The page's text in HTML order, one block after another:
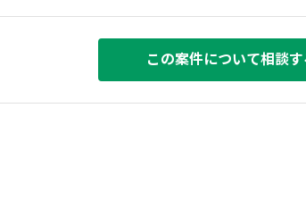
この案件について相談す